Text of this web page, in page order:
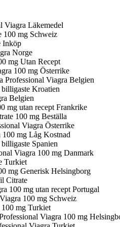
Viagra Läkemedel
100 mg Schweiz
Inköp
Norge
mg Utan Recept
100 mg Österrike
Professional Viagra Belgien
Kroatien
Belgien
mg utan recept Frankrike
100 mg Beställa
Viagra Österrike
mg Låg Kostnad
Spanien
Viagra 100 mg Danmark
Turkiet
mg Generisk Helsingborg
Citrate
100 mg utan recept Portugal
100 mg Schweiz
mg Turkiet
Viagra 100 mg